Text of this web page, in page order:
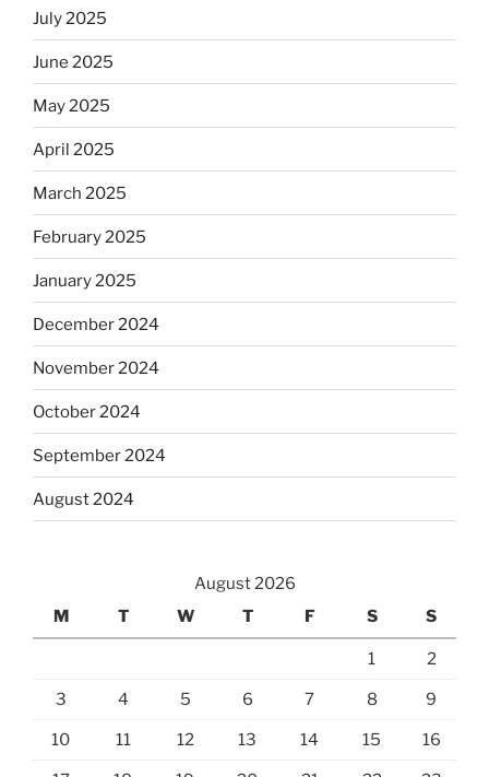
July 2025
June 2025
May 2025
April 2025
March 2025
February 2025
January 2025
December 2024
November 2024
October 2024
September 2024
August 2024
August 2026
M
T W T F S S
1 2
3 4 5 6 7 8 9
10 11 12 13 14 15 16